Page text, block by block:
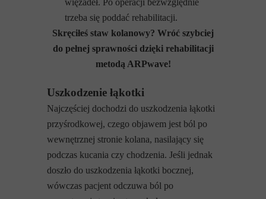
więzadeł. Po operacji bezwzględnie
trzeba się poddać rehabilitacji.
Skręciłeś staw kolanowy? Wróć szybciej
do pełnej sprawności dzięki rehabilitacji
metodą ARPwave!
Uszkodzenie łąkotki
Najczęściej dochodzi do uszkodzenia łąkotki
przyśrodkowej, czego objawem jest ból po
wewnętrznej stronie kolana, nasilający się
podczas kucania czy chodzenia. Jeśli jednak
doszło do uszkodzenia łąkotki bocznej,
wówczas pacjent odczuwa ból po